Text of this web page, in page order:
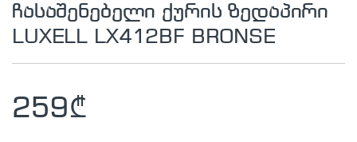
ჩასაშენებელი ქურის ზედაპირი
LUXELL LX412BF BRONSE
259₾